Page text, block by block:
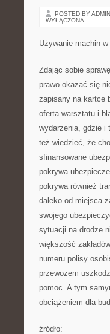
POSTED BY ADMIN
WYŁĄCZONA
Używanie machin
Zdając sobie
prawo okazać się
zapisany na kartce
oferta warsztatu i
wydarzenia, gdzie i
też wiedzieć, że
sfinansowane
pokrywa
pokrywa również
daleko od miejsca
swojego
sytuacji na drodze
większość
numeru polisy
przewozem
pomoc. A tym
obciążeniem dla
źródło: